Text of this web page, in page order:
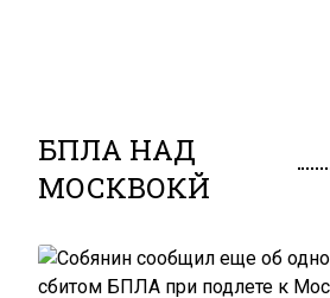
БПЛА НАД
МОСКВОКЙ